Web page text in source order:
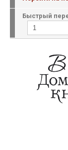
Быстрый